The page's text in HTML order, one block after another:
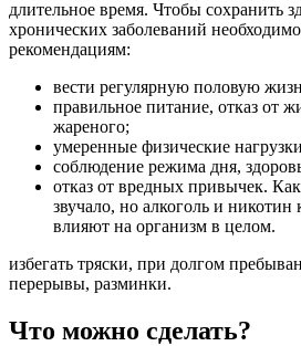
длительное время. Чтобы сохранить
хронических заболеваний
рекомендациям:
вести регулярную половую
правильное питание, отказ от
жареного;
умеренные физические
соблюдение режима дня,
отказ от вредных привычек.
звучало, но алкоголь и
влияют на организм в целом.
избегать тряски, при долгом
перерывы, разминки.
Что можно сделать?